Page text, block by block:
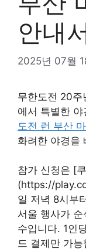
안내
2025년 07월
무한도전 20주
에서 특별한
도전 런 부산
화려한 야경을
참가 신청은 [
(https://
일 저녁 8시부
서울 행사가
수입니다. 1인
드 결제만 가능